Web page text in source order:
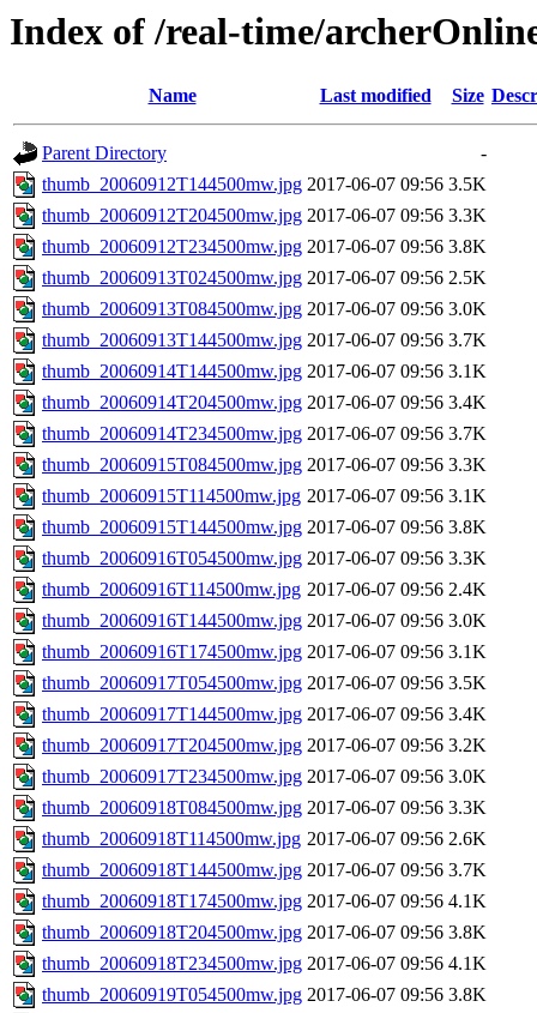
Index of /real-time/
Name Last modified Size
Parent Directory
-
thumb_20060912T144500mw.jpg 2017-06-07 09:56 3.5K
thumb_20060912T204500mw.jpg 2017-06-07 09:56 3.3K
thumb_20060912T234500mw.jpg 2017-06-07 09:56 3.8K
thumb_20060913T024500mw.jpg 2017-06-07 09:56 2.5K
thumb_20060913T084500mw.jpg 2017-06-07 09:56 3.0K
thumb_20060913T144500mw.jpg 2017-06-07 09:56 3.7K
thumb_20060914T144500mw.jpg 2017-06-07 09:56 3.1K
thumb_20060914T204500mw.jpg 2017-06-07 09:56 3.4K
thumb_20060914T234500mw.jpg 2017-06-07 09:56 3.7K
thumb_20060915T084500mw.jpg 2017-06-07 09:56 3.3K
thumb_20060915T114500mw.jpg 2017-06-07 09:56 3.1K
thumb_20060915T144500mw.jpg 2017-06-07 09:56 3.8K
thumb_20060916T054500mw.jpg 2017-06-07 09:56 3.3K
thumb_20060916T114500mw.jpg 2017-06-07 09:56 2.4K
thumb_20060916T144500mw.jpg 2017-06-07 09:56 3.0K
thumb_20060916T174500mw.jpg 2017-06-07 09:56 3.1K
thumb_20060917T054500mw.jpg 2017-06-07 09:56 3.5K
thumb_20060917T144500mw.jpg 2017-06-07 09:56 3.4K
thumb_20060917T204500mw.jpg 2017-06-07 09:56 3.2K
thumb_20060917T234500mw.jpg 2017-06-07 09:56 3.0K
thumb_20060918T084500mw.jpg 2017-06-07 09:56 3.3K
thumb_20060918T114500mw.jpg 2017-06-07 09:56 2.6K
thumb_20060918T144500mw.jpg 2017-06-07 09:56 3.7K
thumb_20060918T174500mw.jpg 2017-06-07 09:56 4.1K
thumb_20060918T204500mw.jpg 2017-06-07 09:56 3.8K
thumb_20060918T234500mw.jpg 2017-06-07 09:56 4.1K
thumb_20060919T054500mw.jpg 2017-06-07 09:56 3.8K